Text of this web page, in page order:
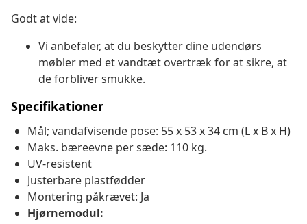
Godt at vide:
Vi anbefaler, at du beskytter dine udendørs
møbler med et vandtæt overtræk for at sikre, at
de forbliver smukke.
Specifikationer
Mål; vandafvisende pose: 55 x 53 x 34 cm (L x B x H)
Maks. bæreevne per sæde: 110 kg.
UV-resistent
Justerbare plastfødder
Montering påkrævet: Ja
Hjørnemodul: